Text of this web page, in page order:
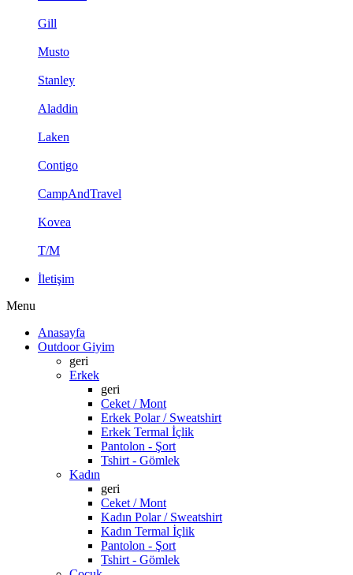
Gill
Musto
Stanley
Aladdin
Laken
Contigo
CampAndTravel
Kovea
T/M
İletişim
Menu
Anasayfa
Outdoor Giyim
geri
Erkek
geri
Ceket / Mont
Erkek Polar / Sweatshirt
Erkek Termal İçlik
Pantolon - Şort
Tshirt - Gömlek
Kadın
geri
Ceket / Mont
Kadın Polar / Sweatshirt
Kadın Termal İçlik
Pantolon - Şort
Tshirt - Gömlek